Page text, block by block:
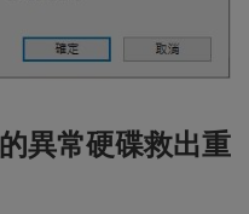
異常硬碟救出重